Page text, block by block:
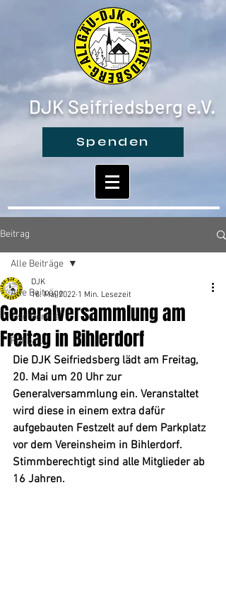
DJK Seifriedsberg e.V.
Spenden
Beitrag
Alle Beiträge
Tischtennis
Fußball
Alle Beiträge
Generalversammlung am
Freitag in Bihlerdorf
DJK
16. Mai 2022 1 Min. Lesezeit
Die DJK Seifriedsberg lädt am Freitag,
20. Mai um 20 Uhr zur
Generalversammlung ein. Veranstaltet
wird diese in einem extra dafür
aufgebauten Festzelt auf dem Parkplatz
vor dem Vereinsheim in Bihlerdorf.
Stimmberechtigt sind alle Mitglieder ab
16 Jahren.